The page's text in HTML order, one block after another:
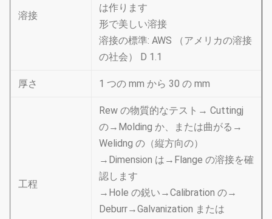
溶接
は作ります
形で美しい溶接
溶接の標準: AWS （アメリカの溶接
の社会） D 1.1
厚さ 1 つの mm から 30 の mm
工程
Rew の物質的なテスト→ Cuttingj
の→Molding か、または曲がる→
Welidng の（縦方向の）
→Dimension は→Flange の溶接を確
認します
→Hole の鋭い→Calibration の→
Deburr→Galvanization または